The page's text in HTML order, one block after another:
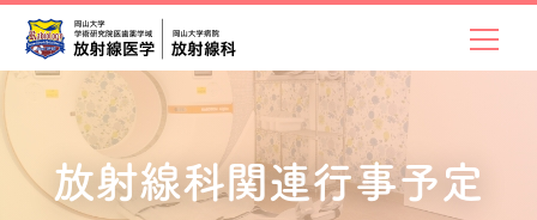
放射線科関連行事予定